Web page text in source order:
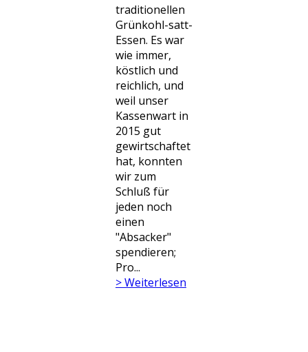
traditionellen
Grünkohl-satt-
Essen. Es war
wie immer,
köstlich und
reichlich, und
weil unser
Kassenwart in
2015 gut
gewirtschaftet
hat, konnten
wir zum
Schluß für
jeden noch
einen
"Absacker"
spendieren; ​
Pro...
> Weiterlesen